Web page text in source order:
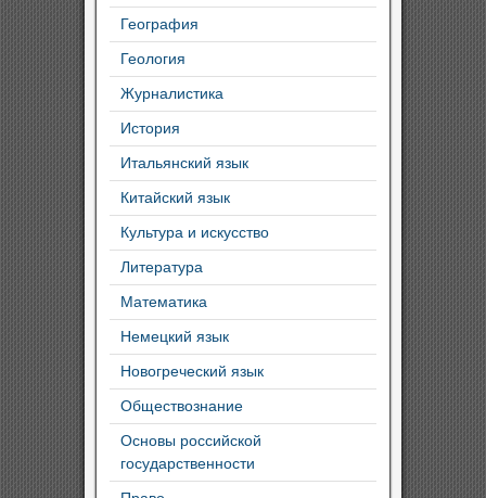
География
Геология
Журналистика
История
Итальянский язык
Китайский язык
Культура и искусство
Литература
Математика
Немецкий язык
Новогреческий язык
Обществознание
Основы российской
государственности